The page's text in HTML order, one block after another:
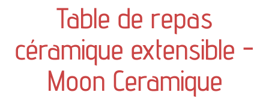
meubles de complément
chambres et dressing
Table de repas
céramique extensible -
Moon Ceramique